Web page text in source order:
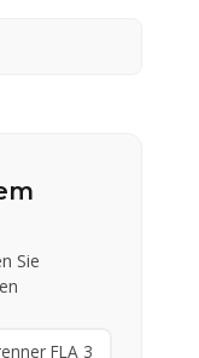
Sie
FLA 3